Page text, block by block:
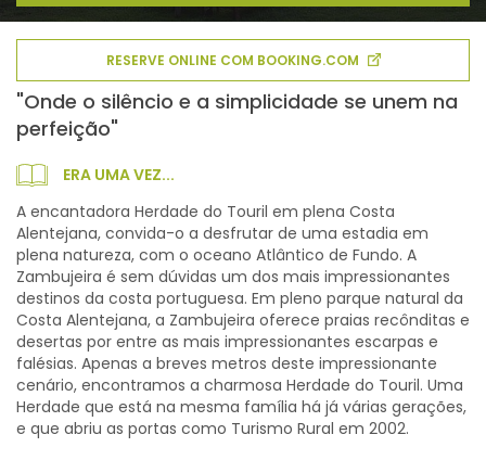
RESERVE ONLINE COM BOOKING.COM
"Onde o silêncio e a simplicidade se unem na
perfeição"
ERA UMA VEZ...
A encantadora Herdade do Touril em plena Costa
Alentejana, convida-o a desfrutar de uma estadia em
plena natureza, com o oceano Atlântico de Fundo. A
Zambujeira é sem dúvidas um dos mais impressionantes
destinos da costa portuguesa. Em pleno parque natural da
Costa Alentejana, a Zambujeira oferece praias recônditas e
desertas por entre as mais impressionantes escarpas e
falésias. Apenas a breves metros deste impressionante
cenário, encontramos a charmosa Herdade do Touril. Uma
Herdade que está na mesma família há já várias gerações,
e que abriu as portas como Turismo Rural em 2002.